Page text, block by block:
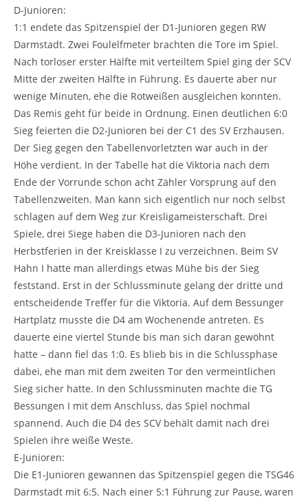
D-Junioren:
1:1 endete das Spitzenspiel der D1-Junioren gegen RW
Darmstadt. Zwei Foulelfmeter brachten die Tore im Spiel.
Nach torloser erster Hälfte mit verteiltem Spiel ging der SCV
Mitte der zweiten Hälfte in Führung. Es dauerte aber nur
wenige Minuten, ehe die Rotweißen ausgleichen konnten.
Das Remis geht für beide in Ordnung. Einen deutlichen 6:0
Sieg feierten die D2-Junioren bei der C1 des SV Erzhausen.
Der Sieg gegen den Tabellenvorletzten war auch in der
Höhe verdient. In der Tabelle hat die Viktoria nach dem
Ende der Vorrunde schon acht Zähler Vorsprung auf den
Tabellenzweiten. Man kann sich eigentlich nur noch selbst
schlagen auf dem Weg zur Kreisligameisterschaft. Drei
Spiele, drei Siege haben die D3-Junioren nach den
Herbstferien in der Kreisklasse I zu verzeichnen. Beim SV
Hahn I hatte man allerdings etwas Mühe bis der Sieg
feststand. Erst in der Schlussminute gelang der dritte und
entscheidende Treffer für die Viktoria. Auf dem Bessunger
Hartplatz musste die D4 am Wochenende antreten. Es
dauerte eine viertel Stunde bis man sich daran gewöhnt
hatte – dann fiel das 1:0. Es blieb bis in die Schlussphase
dabei, ehe man mit dem zweiten Tor den vermeintlichen
Sieg sicher hatte. In den Schlussminuten machte die TG
Bessungen I mit dem Anschluss, das Spiel nochmal
spannend. Auch die D4 des SCV behält damit nach drei
Spielen ihre weiße Weste.
E-Junioren:
Die E1-Junioren gewannen das Spitzenspiel gegen die TSG46
Darmstadt mit 6:5. Nach einer 5:1 Führung zur Pause, waren